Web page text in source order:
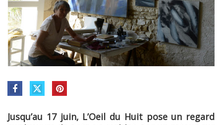
Jusqu’au 17 juin, L’Oeil du Huit pose un regard